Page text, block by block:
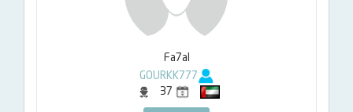
Fa7al
GOURKK777